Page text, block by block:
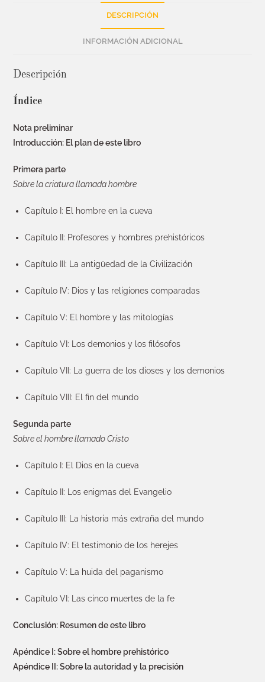
DESCRIPCIÓN
INFORMACIÓN ADICIONAL
Descripción
Índice
Nota preliminar
Introducción: El plan de este libro
Primera parte
Sobre la criatura llamada hombre
Capítulo I: El hombre en la cueva
Capítulo II: Profesores y hombres prehistóricos
Capítulo III: La antigüedad de la Civilización
Capítulo IV: Dios y las religiones comparadas
Capítulo V: El hombre y las mitologías
Capítulo VI: Los demonios y los filósofos
Capítulo VII: La guerra de los dioses y los demonios
Capítulo VIII: El fin del mundo
Segunda parte
Sobre el hombre llamado Cristo
Capítulo I: El Dios en la cueva
Capítulo II: Los enigmas del Evangelio
Capítulo III: La historia más extraña del mundo
Capítulo IV: El testimonio de los herejes
Capítulo V: La huida del paganismo
Capítulo VI: Las cinco muertes de la fe
Conclusión: Resumen de este libro
Apéndice I: Sobre el hombre prehistórico
Apéndice II: Sobre la autoridad y la precisión